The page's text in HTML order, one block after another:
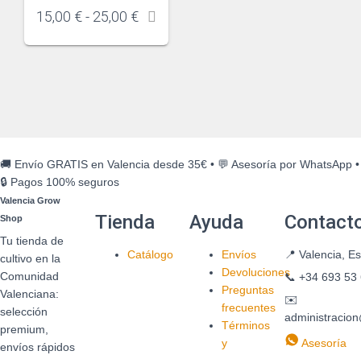
15,00 €- 25,00 €
🚚 Envío GRATIS en Valencia desde 35€ • 💬 Asesoría por WhatsApp •
🔒 Pagos 100% seguros
Valencia Grow
Shop
Tu tienda de
cultivo en la
Comunidad
Valenciana:
selección
premium,
envíos rápidos
Tienda
Catálogo
Ayuda
Envíos
Devoluciones
Preguntas
frecuentes
Términos
y
📍 Valencia,
📞 +34 693 53
✉️
Asesoría